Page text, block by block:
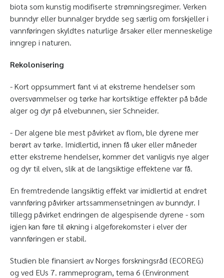
biota som kunstig modifiserte strømningsregimer. Verken
bunndyr eller bunnalger brydde seg særlig om forskjeller i
vannføringen skyldtes naturlige årsaker eller menneskelige
inngrep i naturen.
Rekolonisering
- Kort oppsummert fant vi at ekstreme hendelser som
oversvømmelser og tørke har kortsiktige effekter på både
alger og dyr på elvebunnen, sier Schneider.
- Der algene ble mest påvirket av flom, ble dyrene mer
berørt av tørke. Imidlertid, innen få uker eller måneder
etter ekstreme hendelser, kommer det vanligvis nye alger
og dyr til elven, slik at de langsiktige effektene var få.
En fremtredende langsiktig effekt var imidlertid at endret
vannføring påvirker artssammensetningen av bunndyr. I
tillegg påvirket endringen de algespisende dyrene - som
igjen kan føre til økning i algeforekomster i elver der
vannføringen er stabil.
Studien ble finansiert av Norges forskningsråd (ECOREG)
og ved EUs 7. rammeprogram, tema 6 (Environment